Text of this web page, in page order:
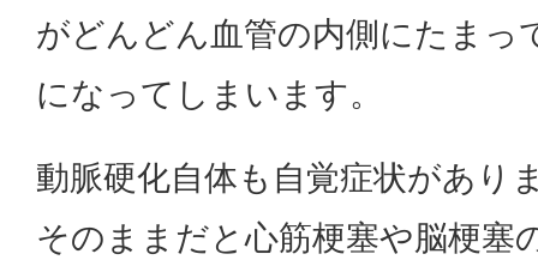
がどんどん血管の内側にたまっ
になってしまいます。
動脈硬化自体も自覚症状があり
そのままだと心筋梗塞や脳梗塞